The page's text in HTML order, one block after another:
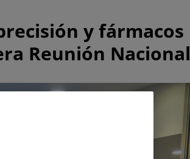
y fármacos
Reunión Nacional